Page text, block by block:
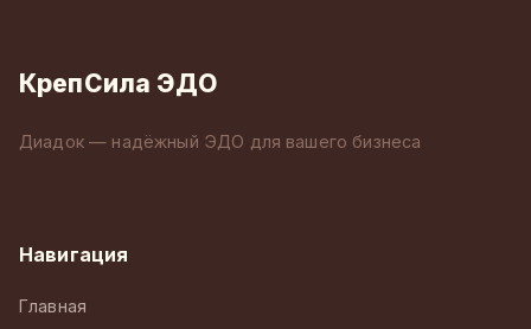
КрепСила ЭДО
Диадок — надёжный ЭДО для вашего бизнеса
Навигация
Главная